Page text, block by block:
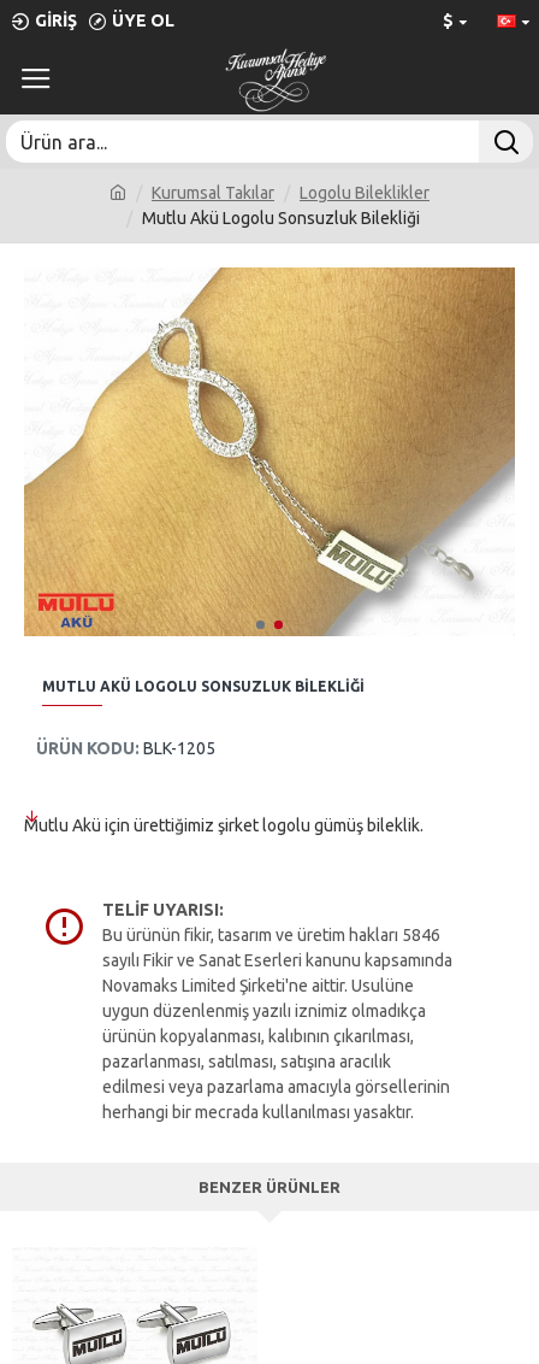
GIRIŞ ÜYE OL $
Kurumsal Takılar
Logolu Bileklikler
Mutlu Akü Logolu Sonsuzluk Bilekliği
MUTLU AKÜ LOGOLU SONSUZLUK BILEKLIĞI
ÜRÜN KODU: BLK-1205
TELIF UYARISI:
Bu ürünün fikir, tasarım ve üretim hakları 5846
sayılı Fikir ve Sanat Eserleri kanunu kapsamında
Novamaks Limited Şirketi'ne aittir. Usulüne
uygun düzenlenmiş yazılı iznimiz olmadıkça
ürünün kopyalanması, kalıbının çıkarılması,
pazarlanması, satılması, satışına aracılık
edilmesi veya pazarlama amacıyla görsellerinin
herhangi bir mecrada kullanılması yasaktır.
Mutlu Akü için ürettiğimiz şirket logolu gümüş bileklik.
BENZER ÜRÜNLER